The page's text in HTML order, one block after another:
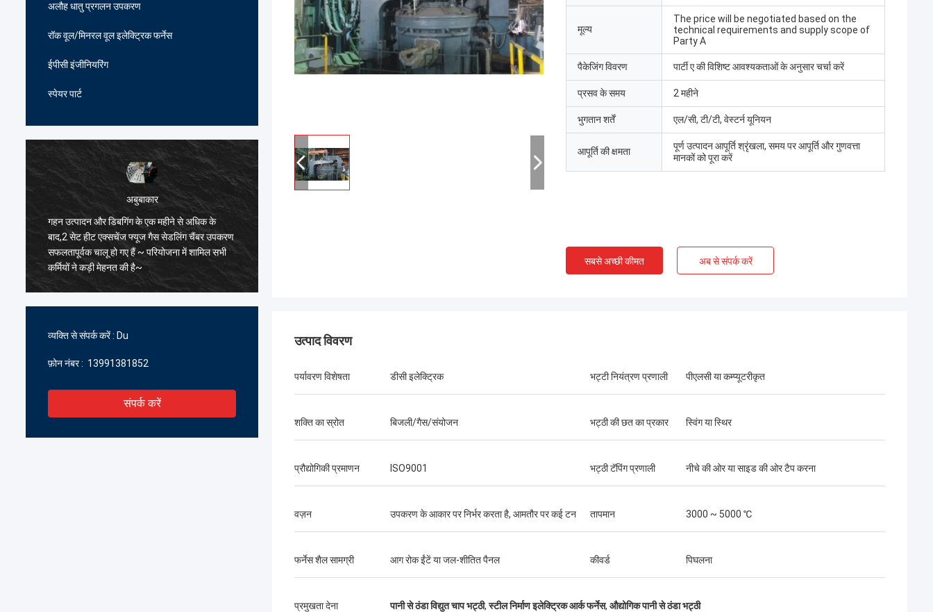
अलौह धातु प्रगलन उपकरण
रॉक वूल/मिनरल वूल इलेक्ट्रिक फर्नेस
ईपीसी इंजीनियरिंग
स्पेयर पार्ट
अबुबाकार
गहन उत्पादन और डिबगिंग के एक महीने से अधिक के
बाद,2 सेट हीट एक्सचेंज फ्यूज गैस सेडलिंग चैंबर उपकरण
सफलतापूर्वक चालू हो गए हैं ~ परियोजना में शामिल सभी
कर्मियों ने कड़ी मेहनत की है~
को सीखने और संचालित करने के लिए चेंगदा इंजीनियरों के
साथ सावधानीपूर्वक सहयोग किया,चीन और पाकिस्तान के
व्यक्ति से संपर्क करें : Du
फ़ोन नंबर : 13991381852
संपर्क करें
मूल्य
The price will be negotiated based on the
technical requirements and supply scope of
Party A
पैकेजिंग विवरण पार्टी ए की विशिष्ट आवश्यकताओं के अनुसार चर्चा करें
प्रसव के समय 2 महीने
भुगतान शर्तें एल/सी, टी/टी, वेस्टर्न यूनियन
आपूर्ति की क्षमता
पूर्ण उत्पादन आपूर्ति श्रृंखला, समय पर आपूर्ति और गुणवत्ता
मानकों को पूरा करें
सबसे अच्छी कीमत अब से संपर्क करें
उत्पाद विवरण
पर्यावरण विशेषता डीसी इलेक्ट्रिक भट्टी नियंत्रण प्रणाली पीएलसी या कम्प्यूटरीकृत
शक्ति का स्रोत बिजली/गैस/संयोजन भट्ठी की छत का प्रकार स्विंग या स्थिर
प्रौद्योगिकी प्रमाणन ISO9001 भट्ठी टॅपिंग प्रणाली नीचे की ओर या साइड की ओर टैप करना
वज़न उपकरण के आकार पर निर्भर करता है, आमतौर पर कई टन तापमान 3000 ~ 5000 ℃
फर्नेस शैल सामग्री आग रोक ईंटें या जल-शीतित पैनल कीवर्ड पिघलना
प्रमुखता देना पानी से ठंडा विद्युत चाप भट्ठी,स्टील निर्माण इलेक्ट्रिक आर्क फर्नेस, औद्योगिक पानी से ठंडा भट्ठी